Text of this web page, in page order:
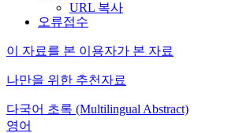
URL 복사
오류접수
이 자료를 본 이용자가 본 자료
나만을 위한 추천자료
다국어 초록 (Multilingual Abstract)
영어